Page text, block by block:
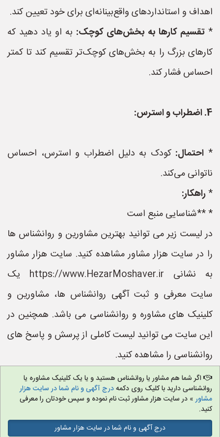
اهداف و استانداردهای واقع‌بینانه‌ای برای خود تعیین کند.
* تقسیم کارها به بخش‌های کوچک: به او یاد دهید که
کارهای بزرگ را به بخش‌های کوچک‌تر تقسیم کند تا کمتر
احساس فشار کند.
4. اضطراب و استرس:
* احتمال: کودک به دلیل اضطراب و استرس، احساس
ناتوانی می‌کند.
*راهکار:
* **شناسایی منبع است
در لیست زیر می توانید بهترین مشاورین و روانشناس ها
را در سایت هزار مشاور مشاهده کنید. سایت هزار مشاور
به نشانی https://www.HezarMoshaver.ir یک
سایت معرفی و ثبت آگهی روانشناس ها، مشاورین و
کلینیک های مشاوره و روانشناسی می باشد. همچنین در
این سایت می توانید لیست کاملی از پرسش و پاسخ های
روانشناسی را مشاهده کنید.
اگر شما هم مشاور یا روانشناس هستید و یا یک کلینیک مشاوره یا
روانشناسی دارید با کلیک روی دکمهدرج آگهی و نام شما در سایت هزار
مشاور» در سایت هزار مشاور ثبت نام نموده و سپس خودتان را معرفی
کنید.
درج آگهی و نام شما در سایت هزار مشاور